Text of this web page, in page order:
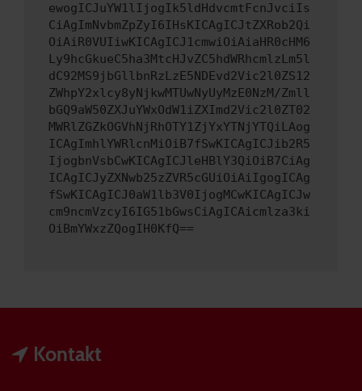
ewogICJuYW1lIjogIk5ldHdvcmtFcnJvciIs
CiAgImNvbmZpZyI6IHsKICAgICJtZXRob2Qi
OiAiR0VUIiwKICAgICJ1cmwiOiAiaHR0cHM6
Ly9hcGkueC5ha3MtcHJvZC5hdWRhcmlzLm5l
dC92MS9jbGllbnRzLzE5NDEvd2Vic2l0ZS12
ZWhpY2xlcy8yNjkwMTUwNyUyMzE0NzM/Zmll
bGQ9aW50ZXJuYWxOdW1iZXImd2Vic2l0ZT02
MWRlZGZkOGVhNjRhOTY1ZjYxYTNjYTQiLAog
ICAgImhlYWRlcnMiOiB7fSwKICAgICJib2R5
IjogbnVsbCwKICAgICJleHBlY3QiOiB7CiAg
ICAgICJyZXNwb25zZVR5cGUiOiAiIgogICAg
fSwKICAgICJ0aW1lb3V0IjogMCwKICAgICJw
cm9ncmVzcyI6IG51bGwsCiAgICAicmlza3ki
OiBmYWxzZQogIH0KfQ==
Kontakt